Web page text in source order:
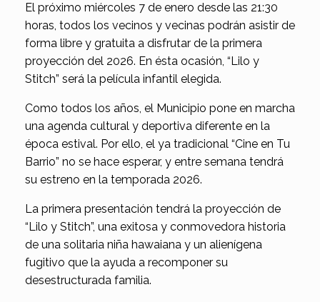
El próximo miércoles 7 de enero desde las 21:30
horas, todos los vecinos y vecinas podrán asistir de
forma libre y gratuita a disfrutar de la primera
proyección del 2026. En ésta ocasión, “Lilo y
Stitch” será la película infantil elegida.
Como todos los años, el Municipio pone en marcha
una agenda cultural y deportiva diferente en la
época estival. Por ello, el ya tradicional “Cine en Tu
Barrio” no se hace esperar, y entre semana tendrá
su estreno en la temporada 2026.
La primera presentación tendrá la proyección de
“Lilo y Stitch”, una exitosa y conmovedora historia
de una solitaria niña hawaiana y un alienígena
fugitivo que la ayuda a recomponer su
desestructurada familia.